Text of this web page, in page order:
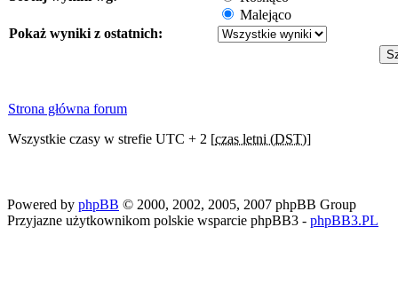
Malejąco
Pokaż wyniki z ostatnich:
Strona główna forum
Wszystkie czasy w strefie UTC + 2 [czas letni (DST)]
Powered by phpBB © 2000, 2002, 2005, 2007 phpBB Group
Przyjazne użytkownikom polskie wsparcie phpBB3 - phpBB3.PL